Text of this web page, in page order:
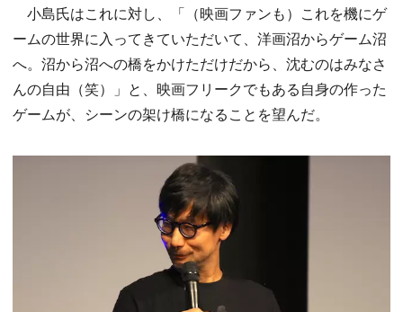
小島氏はこれに対し、「（映画ファンも）これを機にゲ
ームの世界に入ってきていただいて、洋画沼からゲーム沼
へ。沼から沼への橋をかけただけだから、沈むのはみなさ
んの自由（笑）」と、映画フリークでもある自身の作った
ゲームが、シーンの架け橋になることを望んだ。